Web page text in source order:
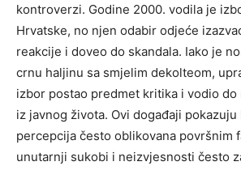
kontroverzi. Godine 2000. vodila je
Hrvatske, no njen odabir odjeće
reakcije i doveo do skandala. Iako je
crnu haljinu sa smjelim dekolteom,
izbor postao predmet kritika i vodio
iz javnog života. Ovi događaji pokazuju
percepcija često oblikovana površnim
unutarnji sukobi i neizvjesnosti često